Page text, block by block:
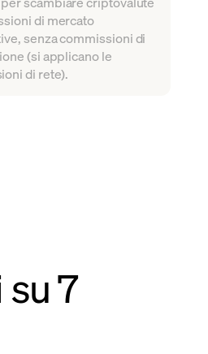
di mercato
senza commissioni di
(si applicano le
di rete).
7